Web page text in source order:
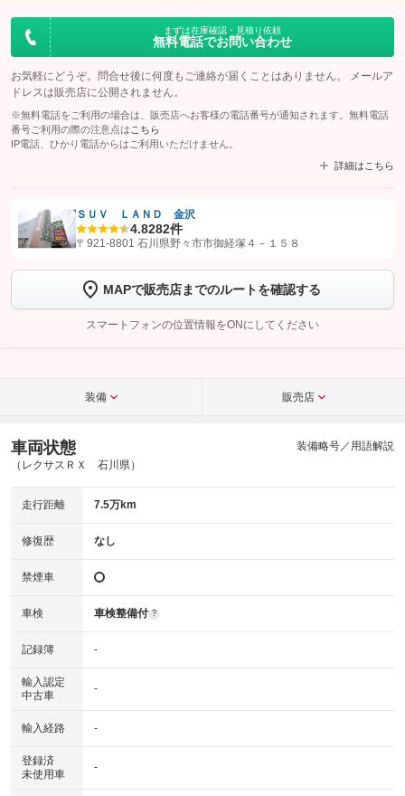
まずは在庫確認・見積り依頼
無料電話でお問い合わせ
お気軽にどうぞ。問合せ後に何度もご連絡が届くことはありません。 メールア
ドレスは販売店に公開されません。
※無料電話をご利用の場合は、販売店へお客様の電話番号が通知されます。無料電話
番号ご利用の際の注意点は こちら
IP電話、ひかり電話からはご利用いただけません。
詳細はこちら
【STEP1】認証画面でグーネットを友だち追加してから「許可する」ボタンを押
トーク画面で
ボタンをタップして問い合わせを
完了してください。
こちら
ＳＵＶ ＬＡＮＤ 金沢
4.8282件
〒921-8801 石川県野々市市御経塚４－１５８
MAPで販売店までのルートを確認する
スマートフォンの位置情報をONにしてください
装備 販売店
車両状態
（レクサスＲＸ 石川県）
装備略号／用語解説
走行距離 7.5万km
修復歴 なし
禁煙車
車検 車検整備付 ?
記録簿 -
輸入認定
中古車
-
輸入経路 -
登録済
未使用車
-